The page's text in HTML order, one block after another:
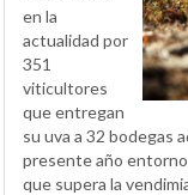
en la
actualidad por
351
viticultores
que entregan
su uva a 32 bodegas
presente año entorno
que supera la